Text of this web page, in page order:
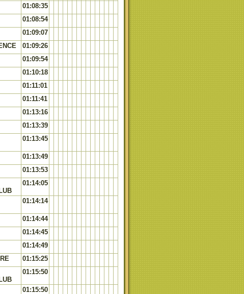
01:08:35
01:08:54
01:09:07
01:09:26
01:09:54
01:10:18
01:11:01
01:11:41
01:13:16
01:13:39
01:13:45
01:13:49
01:13:53
01:14:05
01:14:14
01:14:44
01:14:45
01:14:49
01:15:25
01:15:50
01:15:50